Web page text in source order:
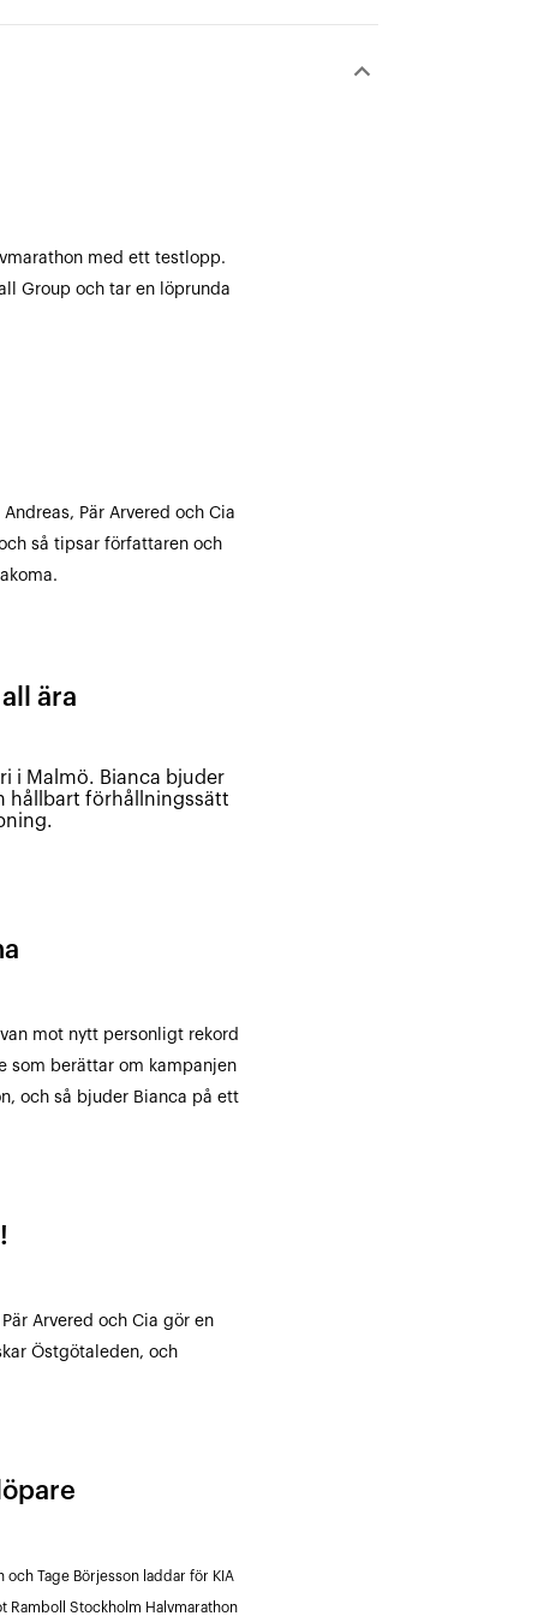
keyboard_arrow_down
med ett testlopp.
Group och tar en löprunda
Pär Arvered och Cia
så tipsar författaren och
ära
i Malmö. Bianca bjuder
hållbart förhållningssätt
mot nytt personligt rekord
som berättar om kampanjen
och så bjuder Bianca på ett
Arvered och Cia gör en
Östgötaleden, och
Tage Börjesson laddar för KIA
Ramboll Stockholm Halvmarathon